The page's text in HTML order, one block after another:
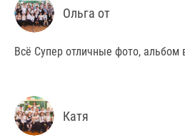
Ольга от
Всё Супер отличные фото, альбом
Катя